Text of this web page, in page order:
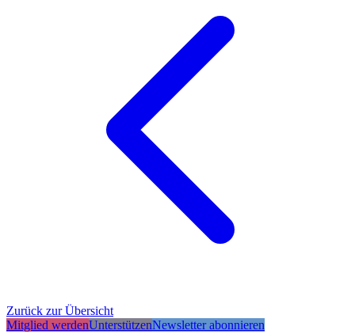
Zurück zur Übersicht
Mitglied werdenUnterstützenNewsletter abonnieren